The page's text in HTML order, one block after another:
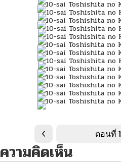
ตอนที่ 1
ความคิดเห็น